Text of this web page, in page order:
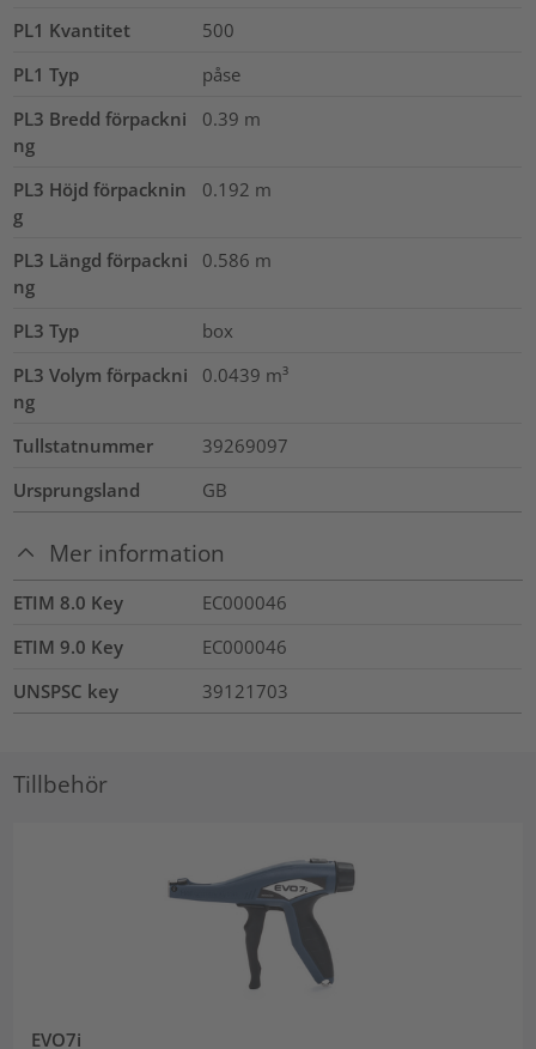
PL1 Kvantitet
500
PL1 Typ
påse
PL3 Bredd förpackni
ng
0.39 m
PL3 Höjd förpacknin
g
0.192 m
PL3 Längd förpackni
ng
0.586 m
PL3 Typ
box
PL3 Volym förpackni
ng
0.0439 m³
Tullstatnummer
39269097
Ursprungsland
GB
Mer information
ETIM 8.0 Key
EC000046
ETIM 9.0 Key
EC000046
UNSPSC key
39121703
Tillbehör
EVO7i